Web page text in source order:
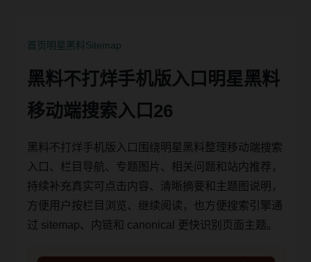
首页明星黑料Sitemap
黑料不打烊手机版入口明星黑料
移动端搜索入口26
黑料不打烊手机版入口围绕明星黑料整理移动端搜索
入口、栏目导航、专题图片、相关问题和站内推荐，
持续补充真实可点击内容、清晰摘要和主题图说明，
方便用户按栏目浏览、继续阅读，也方便搜索引擎通
过 sitemap、内链和 canonical 更快识别页面主题。